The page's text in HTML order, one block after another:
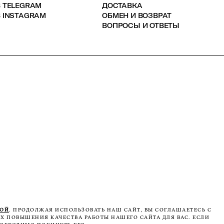
ДОСТАВКА
ОБМЕН И ВОЗВРАТ
ВОПРОСЫ И ОТВЕТЫ
. ПРОДОЛЖАЯ ИСПОЛЬЗОВАТЬ НАШ САЙТ, ВЫ СОГЛАШАЕТЕСЬ С
КАЧЕСТВА РАБОТЫ НАШЕГО САЙТА ДЛЯ ВАС. ЕСЛИ